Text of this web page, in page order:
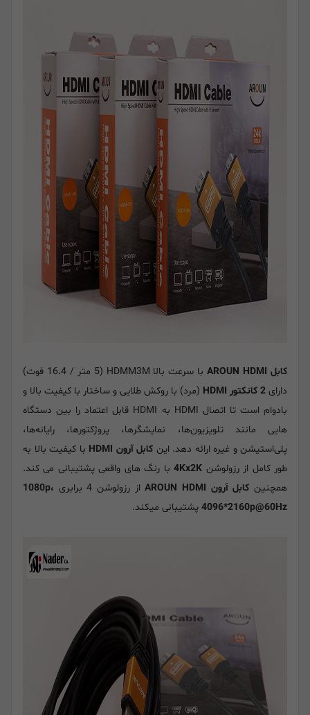
کابل AROUN HDMI
با سرعت بالا HDMM3M (5 متر / 16.4 فوت)
دارای 2 کانکتور HDMI
(مرد) با روکش طلایی و ساختار با کیفیت بالا و
بادوام است تا اتصال HDMI به HDMI قابل اعتماد را بین دستگاه
هایی مانند تلویزیون‌ها، نمایشگرها، پروژکتورها، رایانه‌ها،
پلی‌استیشن و غیره ارائه دهد. این کابل آرون HDMI
با کیفیت بالا به
طور کامل از رزولوشن 4Kx2Kبا رنگ های واقعی پشتیبانی می کند.
همچنین کابل آرون AROUN HDMI از رزولوشن 4 برابری
1080p،
4096*2160p@60Hz پشتیبانی میکند.